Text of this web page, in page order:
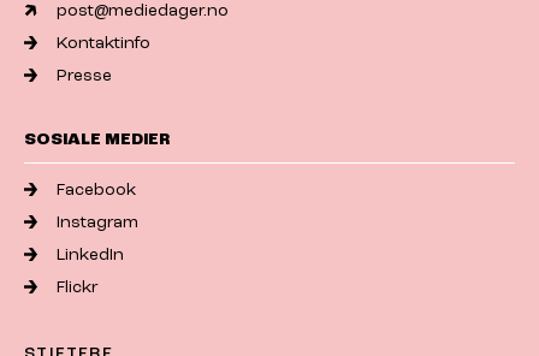
post@mediedager.no
Kontaktinfo
Presse
SOSIALE MEDIER
Facebook
Instagram
LinkedIn
Flickr